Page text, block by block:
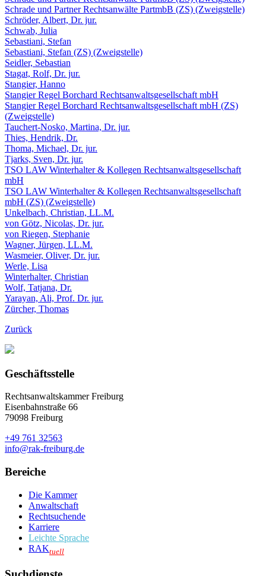
Schrade und Partner Rechtsanwälte PartmbB (ZS) (Zweigstelle)
Schröder, Albert, Dr. jur.
Schwab, Julia
Sebastiani, Stefan
Sebastiani, Stefan (ZS) (Zweigstelle)
Seidler, Sebastian
Stagat, Rolf, Dr. jur.
Stangier, Hanno
Stangier Regel Borchard Rechtsanwaltsgesellschaft mbH
Stangier Regel Borchard Rechtsanwaltsgesellschaft mbH (ZS)
(Zweigstelle)
Tauchert-Nosko, Martina, Dr. jur.
Thies, Hendrik, Dr.
Thoma, Michael, Dr. jur.
Tjarks, Sven, Dr. jur.
TSO LAW Winterhalter & Kollegen Rechtsanwaltsgesellschaft
mbH
TSO LAW Winterhalter & Kollegen Rechtsanwaltsgesellschaft
mbH (ZS) (Zweigstelle)
Unkelbach, Christian, LL.M.
von Götz, Nicolas, Dr. jur.
von Riegen, Stephanie
Wagner, Jürgen, LL.M.
Wasmeier, Oliver, Dr. jur.
Werle, Lisa
Winterhalter, Christian
Wolf, Tatjana, Dr.
Yarayan, Ali, Prof. Dr. jur.
Zürcher, Thomas
Zurück
Geschäftsstelle
Rechtsanwaltskammer Freiburg
Eisenbahnstraße 66
79098 Freiburg
+49 761 32563
info@rak-freiburg.de
Bereiche
Die Kammer
Anwaltschaft
Rechtsuchende
Karriere
Leichte Sprache
RAKtuell